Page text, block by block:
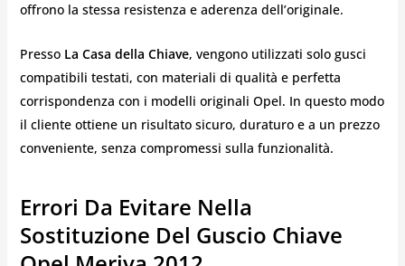
offrono la stessa resistenza e aderenza dell’originale.
Presso La Casa della Chiave, vengono utilizzati solo gusci
compatibili testati, con materiali di qualità e perfetta
corrispondenza con i modelli originali Opel. In questo modo
il cliente ottiene un risultato sicuro, duraturo e a un prezzo
conveniente, senza compromessi sulla funzionalità.
Errori Da Evitare Nella
Sostituzione Del Guscio Chiave